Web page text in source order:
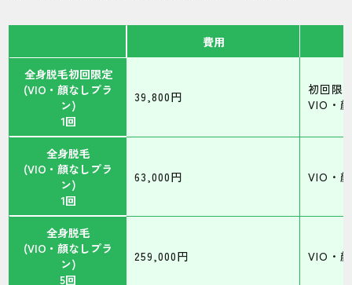
費用
全身脱毛初回限定
(VIO・顔なしプラ
ン)
1回
39,800円
初回限
VIO・
全身脱毛
(VIO・顔なしプラ
ン)
1回
63,000円 VIO・
全身脱毛
(VIO・顔なしプラ
ン)
5回
259,000円 VIO・